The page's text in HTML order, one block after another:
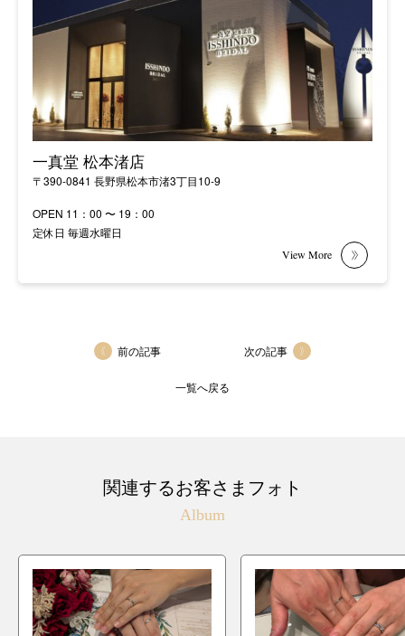
一真堂 松本渚店
〒390-0841 長野県松本市渚3丁目10-9
OPEN 11：00 〜 19：00
定休日 毎週水曜日
前の記事
一覧へ戻る
次の記事
関連するお客さまフォト
Album